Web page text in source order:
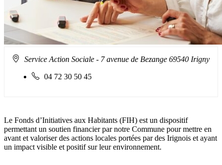
Le Dispositif Fonds d’Initiatives aux
AdresseService Action Sociale - 7 avenue de Bezange 69540 Irigny
Téléphone
04 72 30 50 45
Le Fonds d’Initiatives aux Habitants (FIH) est un dispositif
permettant un soutien financier par notre Commune pour mettre en
avant et valoriser des actions locales portées par des Irignois et ayant
un impact visible et positif sur leur environnement.